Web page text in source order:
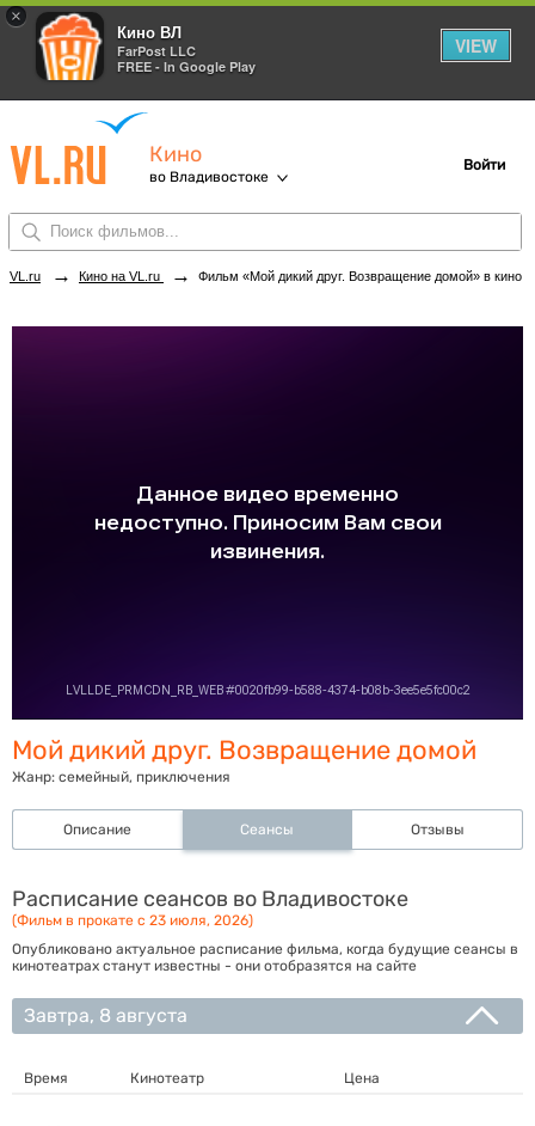
×
Кино ВЛ
FarPost LLC
FREE - In Google Play
VIEW
Кино
во Владивостоке
Войти
VL.ru → Кино на VL.ru → Фильм «Мой дикий друг. Возвращение домой» в кинотеатрах Владивостока. Купить билеты!
Мой дикий друг. Возвращение домой
Жанр: семейный, приключения
Описание Сеансы Отзывы
Расписание сеансов во Владивостоке
(Фильм в прокате с 23 июля, 2026)
Опубликовано актуальное расписание фильма, когда будущие сеансы в
кинотеатрах станут известны - они отобразятся на сайте
Завтра, 8 августа
Время Кинотеатр Цена